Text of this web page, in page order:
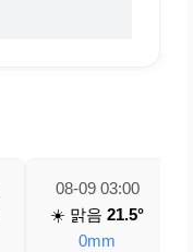
08-09 03:00
☀️ 맑음 21.5°
0mm